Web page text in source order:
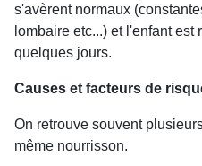
s'avèrent normaux
lombaire etc...) et l'enfant
quelques jours.
Causes et facteurs de
On retrouve souvent
même nourrisson.